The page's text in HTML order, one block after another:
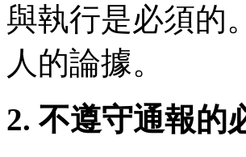
與執行是必須的
人的論據。
2. 不遵守通報的